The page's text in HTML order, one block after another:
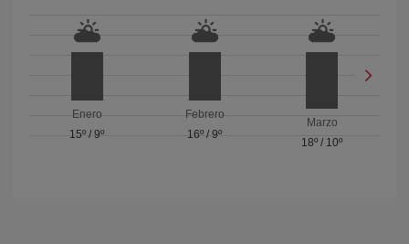
Enero
15º /9º
Febrero
16º / 9º
Marzo
18º / 10º